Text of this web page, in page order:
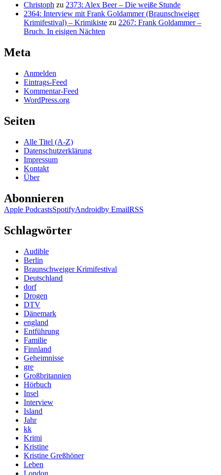
Christoph zu 2373: Alex Beer – Die weiße Stunde
2364: Interview mit Frank Goldammer (Braunschweiger
Krimifestival) – Krimikiste zu 2267: Frank Goldammer –
Bruch. In eisigen Nächten
Meta
Anmelden
Eintrags-Feed
Kommentar-Feed
WordPress.org
Seiten
Alle Titel (A-Z)
Datenschutzerklärung
Impressum
Kontakt
Über
Abonnieren
Apple PodcastsSpotifyAndroidby EmailRSS
Schlagwörter
Audible
Berlin
Braunschweiger Krimifestival
Deutschland
dorf
Drogen
DTV
Dänemark
england
Entführung
Familie
Finnland
Geheimnisse
gre
Großbritannien
Hörbuch
Insel
Interview
Island
Jahr
kk
Krimi
Kristine
Kristine Greßhöner
Leben
London